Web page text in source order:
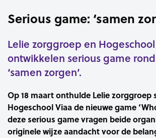
Serious game: ‘samen
Lelie zorggroep en
ontwikkelen serious game
‘samen zorgen’.
Op 18 maart onthulde Lelie zorggroep
Hogeschool Viaa de nieuwe game
deze serious game vragen beide
originele wijze aandacht voor de